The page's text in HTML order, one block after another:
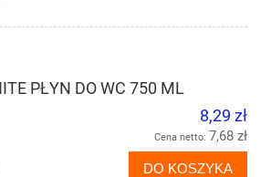
PŁYN DO WC 750 ML
8,29 zł
Cena netto: 7,68 zł
DO KOSZYKA